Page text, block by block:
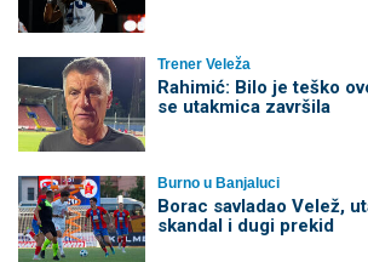
Trener Veleža
Rahimić: Bilo je teško
se utakmica završila
Burno u Banjaluci
Borac savladao Velež,
skandal i dugi prekid